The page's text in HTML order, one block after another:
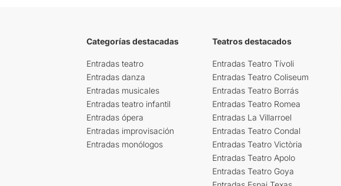
Categorías destacadas
Entradas teatro
Entradas danza
Entradas musicales
Entradas teatro infantil
Entradas ópera
Entradas improvisación
Entradas monólogos
Teatros destacados
Entradas Teatro Tívoli
Entradas Teatro Coliseum
Entradas Teatro Borrás
Entradas Teatro Romea
Entradas La Villarroel
Entradas Teatro Condal
Entradas Teatro Victòria
Entradas Teatro Apolo
Entradas Teatro Goya